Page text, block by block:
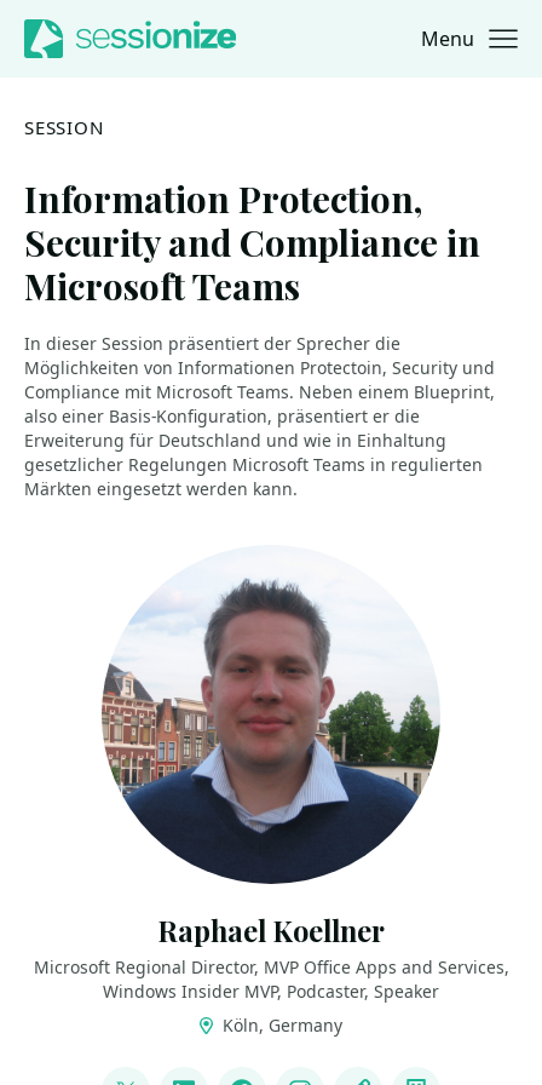
Jump to navigation
Jump to content Menu
SESSION
Information Protection,
Security and Compliance in
Microsoft Teams
In dieser Session präsentiert der Sprecher die
Möglichkeiten von Informationen Protectoin, Security und
Compliance mit Microsoft Teams. Neben einem Blueprint,
also einer Basis-Konfiguration, präsentiert er die
Erweiterung für Deutschland und wie in Einhaltung
gesetzlicher Regelungen Microsoft Teams in regulierten
Märkten eingesetzt werden kann.
Raphael Koellner
Microsoft Regional Director, MVP Office Apps and Services,
Windows Insider MVP, Podcaster, Speaker
Köln, Germany